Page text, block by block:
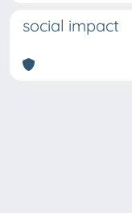
social impact